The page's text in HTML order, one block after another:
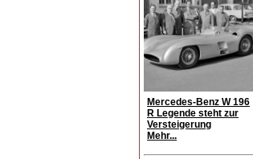
Mercedes-Benz W 196
R Legende steht zur
Versteigerung
Mehr...